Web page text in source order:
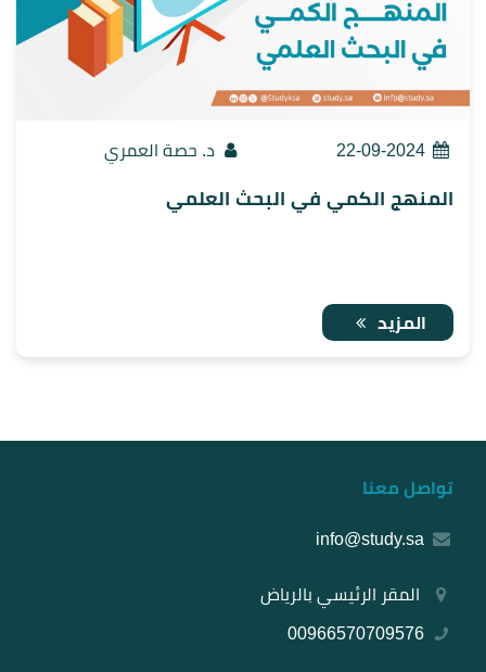
22-09-2024 د. حصة العمري
المنهج الكمي في البحث العلمي
المزيد
تواصل معنا
info@study.sa
المقر الرئيسي بالرياض
00966570709576